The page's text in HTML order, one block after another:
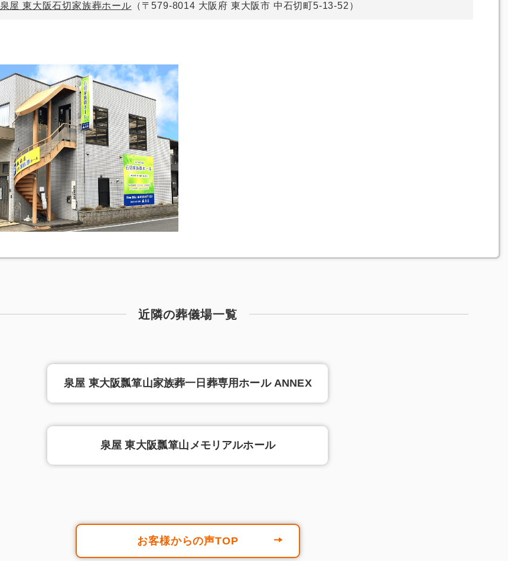
泉屋 東大阪石切家族葬ホール （〒579-8014 大阪府 東大阪市 中石切町5-13-52）
近隣の葬儀場一覧
泉屋 東大阪瓢箪山家族葬一日葬専用ホール ANNEX
泉屋 東大阪瓢箪山メモリアルホール
お客様からの声TOP